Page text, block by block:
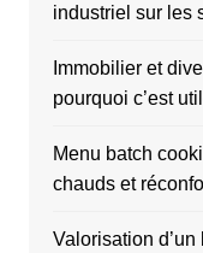
industriel sur les
Immobilier et
pourquoi c’est
Menu batch
chauds et
Valorisation